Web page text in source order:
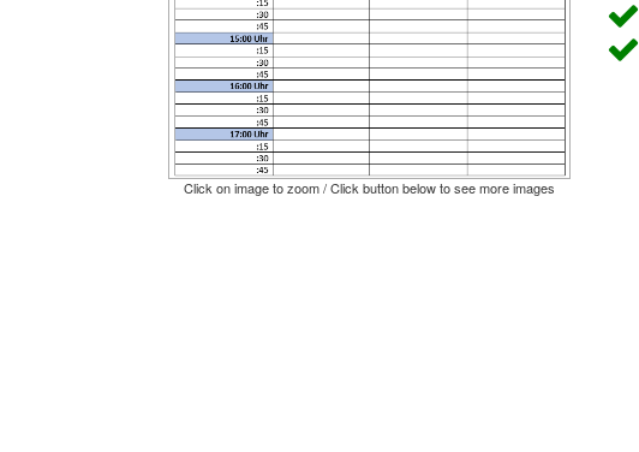
Click on image to zoom / Click button below to see more images